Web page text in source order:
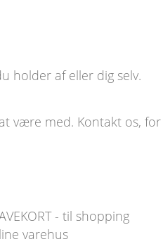
holder af eller dig selv.
være med. Kontakt os, for
- til shopping
varehus